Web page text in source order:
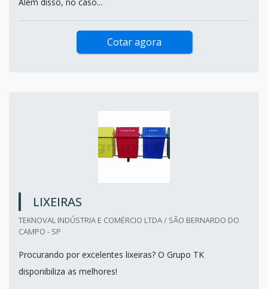
Cotar agora
LIXEIRAS
TEKNOVAL INDÚSTRIA E COMÉRCIO LTDA / SÃO BERNARDO DO
CAMPO - SP
Procurando por excelentes lixeiras? O Grupo TK
disponibiliza as melhores!